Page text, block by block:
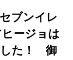
ブンイレ
ージョは
した！ 御